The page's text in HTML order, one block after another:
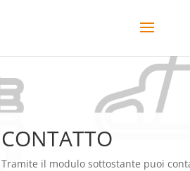
CONTATTO
Tramite il modulo sottostante puoi